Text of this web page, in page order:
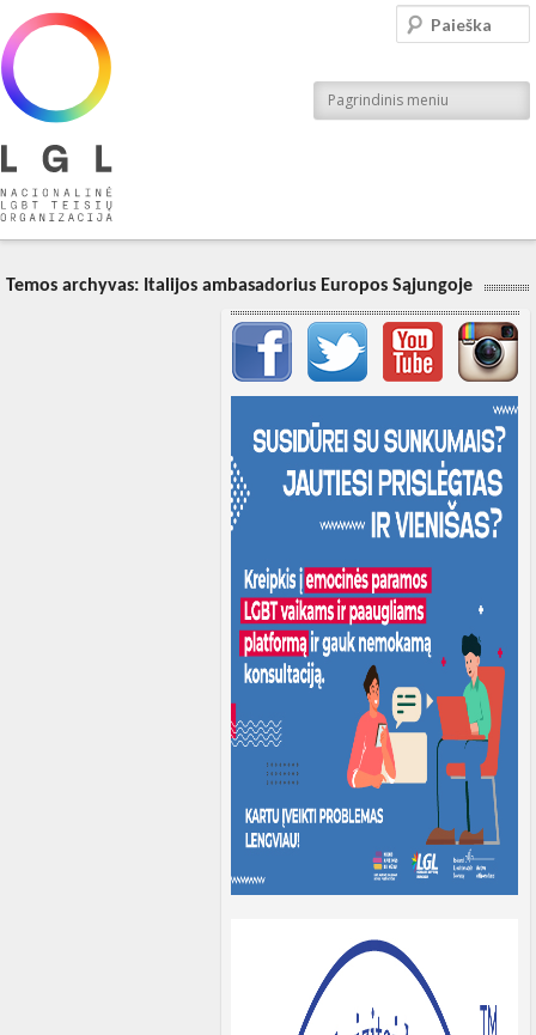
Nacionalinė LGBT teisių organizacija
Pagrindinis meniu
Paieška
Temos archyvas: Italijos ambasadorius Europos Sąjungoje
Svarbių įrašų meniu